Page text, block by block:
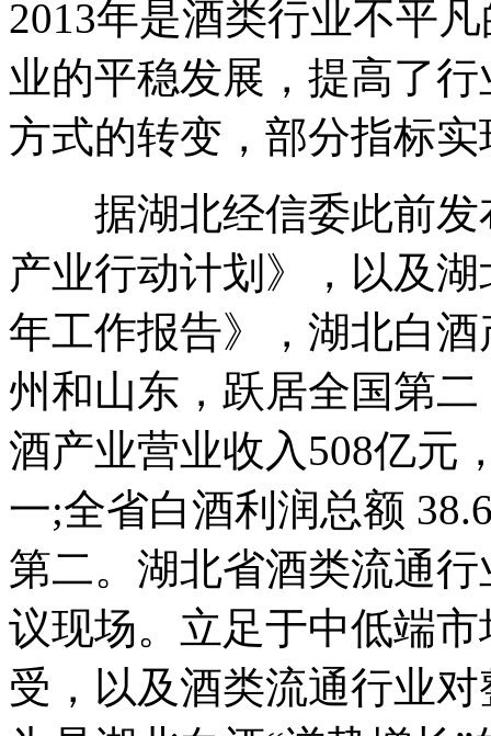
2013年是酒类行业不平
业的平稳发展，提高了
方式的转变，部分指标
据湖北经信委此前发
产业行动计划》，以及
年工作报告》，湖北白
州和山东，跃居全国第
酒产业营业收入508亿元
一;全省白酒利润总额
第二。湖北省酒类流通
议现场。立足于中低端
受，以及酒类流通行业